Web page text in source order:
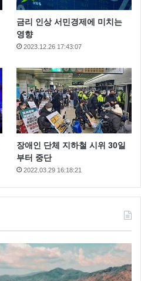
금리 인상 서민경제에 미치는
영향
2023.12.26 17:43:07
장애인 단체 지하철 시위 30일
부터 중단
2022.03.29 16:18:21